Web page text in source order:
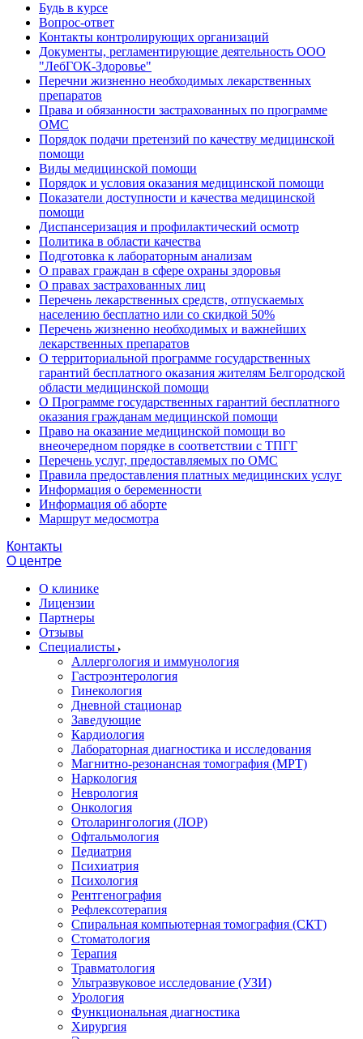
Будь в курсе
Вопрос-ответ
Контакты контролирующих организаций
Документы, регламентирующие деятельность ООО
"ЛебГОК-Здоровье"
Перечни жизненно необходимых лекарственных
препаратов
Права и обязанности застрахованных по программе
ОМС
Порядок подачи претензий по качеству медицинской
помощи
Виды медицинской помощи
Порядок и условия оказания медицинской помощи
Показатели доступности и качества медицинской
помощи
Диспансеризация и профилактический осмотр
Политика в области качества
Подготовка к лабораторным анализам
О правах граждан в сфере охраны здоровья
О правах застрахованных лиц
Перечень лекарственных средств, отпускаемых
населению бесплатно или со скидкой 50%
Перечень жизненно необходимых и важнейших
лекарственных препаратов
О территориальной программе государственных
гарантий бесплатного оказания жителям Белгородской
области медицинской помощи
О Программе государственных гарантий бесплатного
оказания гражданам медицинской помощи
Право на оказание медицинской помощи во
внеочередном порядке в соответствии с ТПГГ
Перечень услуг, предоставляемых по ОМС
Правила предоставления платных медицинских услуг
Информация о беременности
Информация об аборте
Маршрут медосмотра
Контакты
О центре
О клинике
Лицензии
Партнеры
Отзывы
Специалисты
Аллергология и иммунология
Гастроэнтерология
Гинекология
Дневной стационар
Заведующие
Кардиология
Лабораторная диагностика и исследования
Магнитно-резонансная томография (МРТ)
Наркология
Неврология
Онкология
Отоларингология (ЛОР)
Офтальмология
Педиатрия
Психиатрия
Психология
Рентгенография
Рефлексотерапия
Спиральная компьютерная томография (СКТ)
Стоматология
Терапия
Травматология
Ультразвуковое исследование (УЗИ)
Урология
Функциональная диагностика
Хирургия